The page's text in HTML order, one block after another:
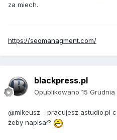
za miech.
https://seomanagment.com/
blackpress.pl
Opublikowano 15 Grudnia
@mikeusz - pracujesz astudio.pl
żeby napisał?